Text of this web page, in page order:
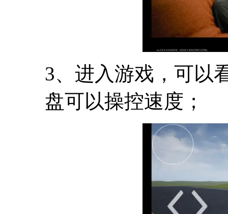
3、进入游戏，可以
盘可以操控速度；